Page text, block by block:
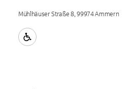
Mühlhäuser Straße 8, 99974 Ammern